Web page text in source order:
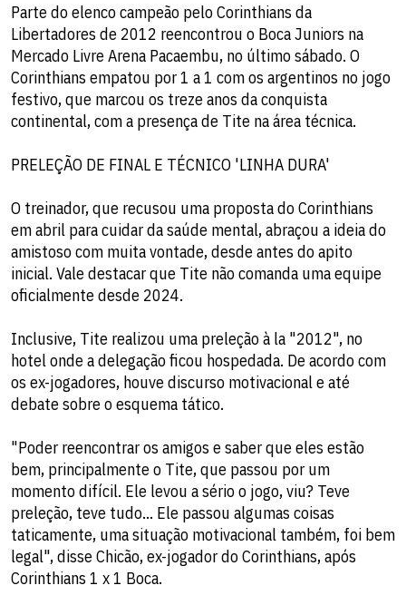
Parte do elenco campeão pelo Corinthians da
Libertadores de 2012 reencontrou o Boca Juniors na
Mercado Livre Arena Pacaembu, no último sábado. O
Corinthians empatou por 1 a 1 com os argentinos no jogo
festivo, que marcou os treze anos da conquista
continental, com a presença de Tite na área técnica.
PRELEÇÃO DE FINAL E TÉCNICO 'LINHA DURA'
O treinador, que recusou uma proposta do Corinthians
em abril para cuidar da saúde mental, abraçou a ideia do
amistoso com muita vontade, desde antes do apito
inicial. Vale destacar que Tite não comanda uma equipe
oficialmente desde 2024.
Inclusive, Tite realizou uma preleção à la "2012", no
hotel onde a delegação ficou hospedada. De acordo com
os ex-jogadores, houve discurso motivacional e até
debate sobre o esquema tático.
"Poder reencontrar os amigos e saber que eles estão
bem, principalmente o Tite, que passou por um
momento difícil. Ele levou a sério o jogo, viu? Teve
preleção, teve tudo... Ele passou algumas coisas
taticamente, uma situação motivacional também, foi bem
legal", disse Chicão, ex-jogador do Corinthians, após
Corinthians 1 x 1 Boca.